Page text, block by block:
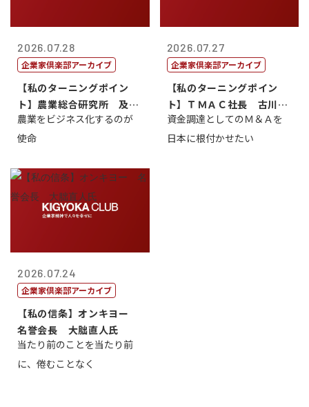
2026.07.28
企業家倶楽部アーカイブ
【私のターニングポイン
ト】農業総合研究所 及川
智正
農業をビジネス化するのが
使命
2026.07.27
企業家倶楽部アーカイブ
【私のターニングポイン
ト】ＴＭＡＣ社長 古川英
一
資金調達としてのＭ＆Ａを
日本に根付かせたい
2026.07.24
企業家倶楽部アーカイブ
【私の信条】オンキヨー
名誉会長 大朏直人氏
当たり前のことを当たり前
に、倦むことなく